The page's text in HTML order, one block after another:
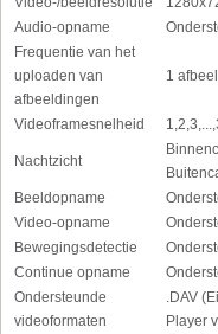
Audio-opname
Frequentie van het
uploaden van
afbeeldingen
1
Videoframesnelheid
Nachtzicht
Beeldopname
Video-opname
Bewegingsdetectie
Continue opname
Ondersteunde
videoformaten
.DAV
Player